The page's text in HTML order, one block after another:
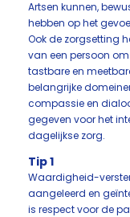
Artsen kunnen,
hebben op het
Ook de zorgsetting
van een persoon
tastbare en
belangrijke
compassie en
gegeven voor het
dagelijkse zorg.
Tip 1
Waardigheid-
aangeleerd en
is respect voor de